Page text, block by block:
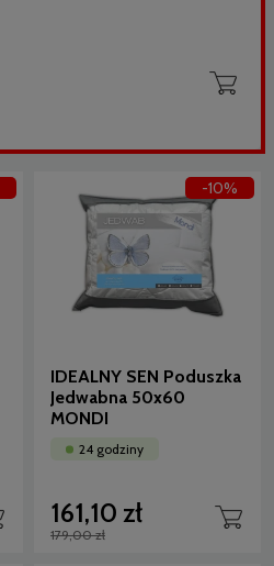
IDEALNY SEN Poduszka
Jedwabna 50x60
MONDI
24 godziny
161,10 zł
179,00 zł
-10%